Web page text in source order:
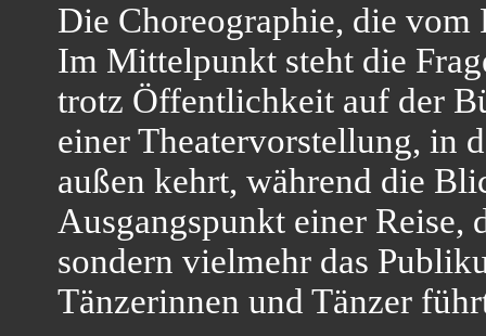
Die Choreographie, die
Im Mittelpunkt steht die
trotz Öffentlichkeit auf der
einer Theatervorstellung, in
außen kehrt, während die
Ausgangspunkt einer Reise,
sondern vielmehr das
Tänzerinnen und Tänzer